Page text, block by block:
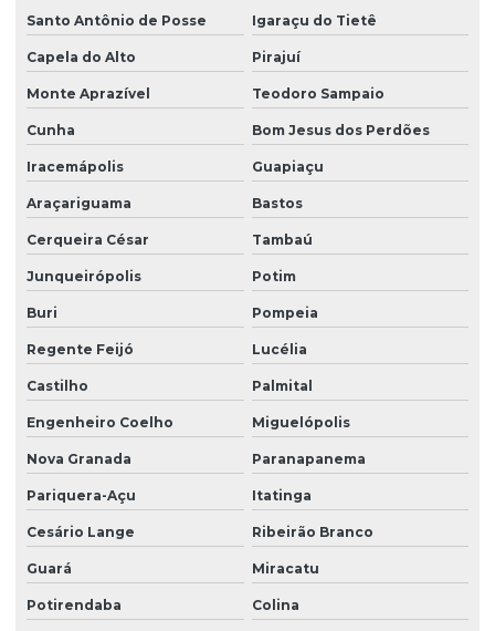
Santo Antônio de Posse Igaraçu do Tietê
Capela do Alto Pirajuí
Monte Aprazível Teodoro Sampaio
Cunha Bom Jesus dos Perdões
Iracemápolis Guapiaçu
Araçariguama Bastos
Cerqueira César Tambaú
Junqueirópolis Potim
Buri Pompeia
Regente Feijó Lucélia
Castilho Palmital
Engenheiro Coelho Miguelópolis
Nova Granada Paranapanema
Pariquera-Açu Itatinga
Cesário Lange Ribeirão Branco
Guará Miracatu
Potirendaba Colina